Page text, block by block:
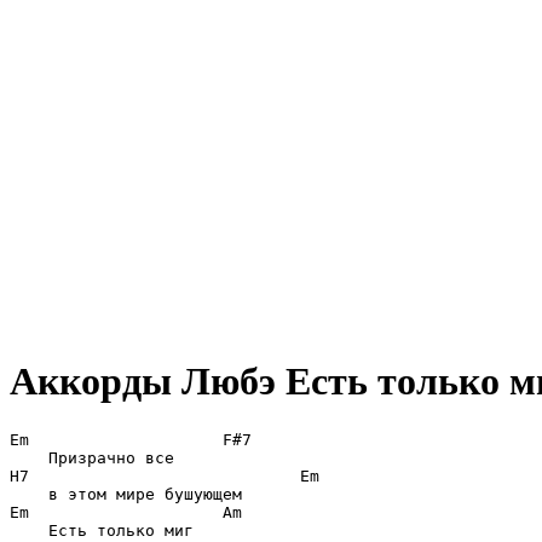
Аккорды Любэ Есть только
Em                    F#7
    Призрачно все
H7                            Em
    в этом мире бушующем
Em                    Am
    Есть только миг